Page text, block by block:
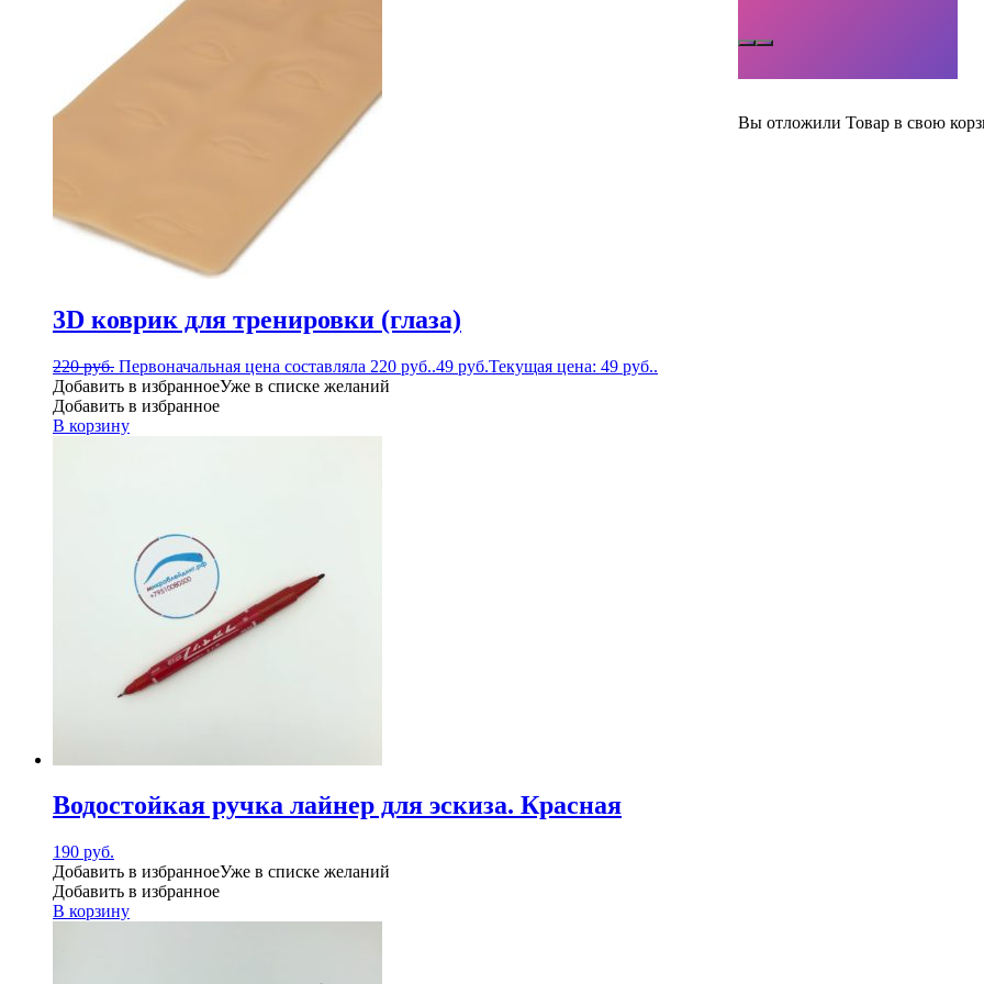
Вы отложили Товар в свою
3D коврик для тренировки (глаза)
220руб. Первоначальная цена составляла 220 руб..49 руб.Текущая цена: 49 руб..
Добавить в избранноеУже в списке желаний
Добавить в избранное
В корзину
Водостойкая ручка лайнер для эскиза. Красная
190 руб.
Добавить в избранноеУже в списке желаний
Добавить в избранное
В корзину